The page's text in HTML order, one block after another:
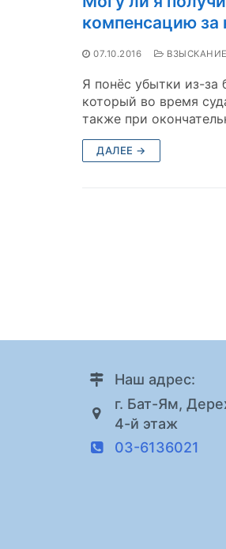
компенсацию за
07.10.2016
Я понёс убытки из-за
который во время
также при
ДАЛЕЕ →
записям
Наш адрес:
г. Бат-Ям,
4-й этаж
03-6136021